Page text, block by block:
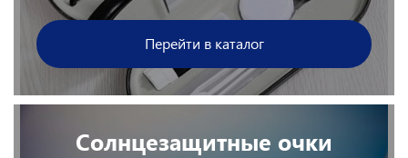
Перейти в каталог
Солнцезащитные очки